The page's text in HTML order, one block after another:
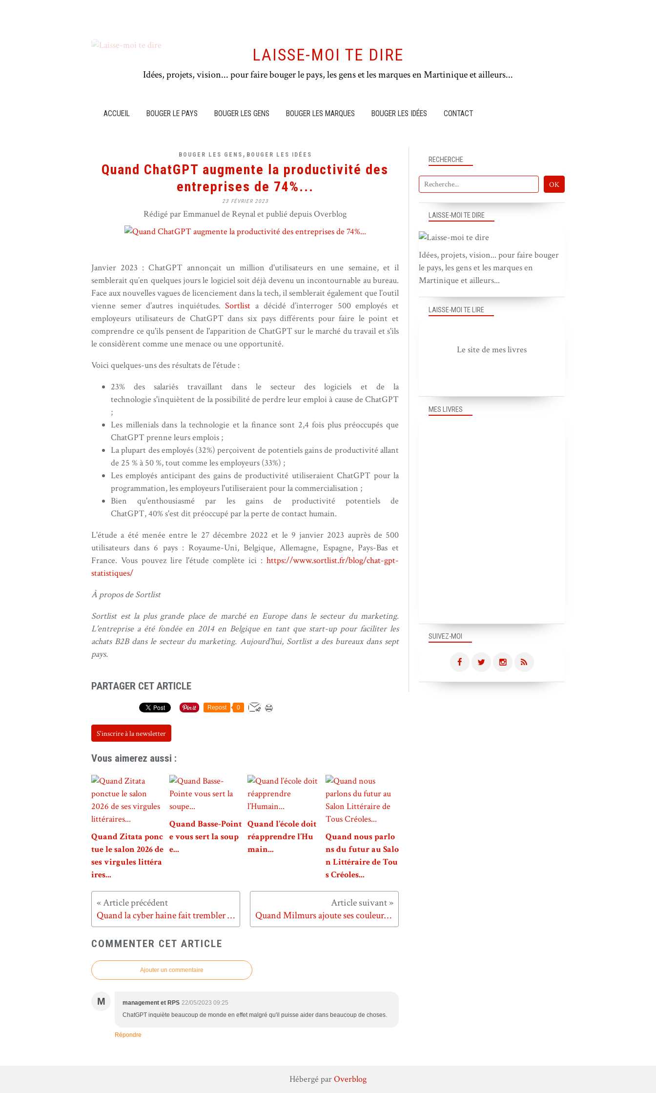
LAISSE-MOI TE DIRE
Idées, projets, vision... pour faire bouger le pays, les gens et les marques en Martinique et ailleurs...
ACCUEIL BOUGER LE PAYS BOUGER LES GENS BOUGER LES MARQUES BOUGER LES IDÉES CONTACT
BOUGER LES GENS , BOUGER LES IDÉES
Quand ChatGPT augmente la productivité des
entreprises de 74%...
23 FÉVRIER 2023
Rédigé par Emmanuel de Reynal et publié depuis Overblog
Janvier 2023 : ChatGPT annonçait un million d'utilisateurs en une semaine, et il
semblerait qu’en quelques jours le logiciel soit déjà devenu un incontournable au bureau.
Face aux nouvelles vagues de licenciement dans la tech, il semblerait également que l’outil
vienne semer d’autres inquiétudes.Sortlist a décidé d’interroger 500 employés et
employeurs utilisateurs de ChatGPT dans six pays différents pour faire le point et
comprendre ce qu'ils pensent de l'apparition de ChatGPT sur le marché du travail et s'ils
le considèrent comme une menace ou une opportunité.
Voici quelques-uns des résultats de l'étude :
23% des salariés travaillant dans le secteur des logiciels et de la
technologie s'inquiètent de la possibilité de perdre leur emploi à cause de ChatGPT
;
Les millenials dans la technologie et la finance sont 2,4 fois plus préoccupés que
ChatGPT prenne leurs emplois ;
La plupart des employés (32%) perçoivent de potentiels gains de productivité allant
de 25 % à 50 %, tout comme les employeurs (33%) ;
Les employés anticipant des gains de productivité utiliseraient ChatGPT pour la
programmation, les employeurs l'utiliseraient pour la commercialisation ;
Bien qu'enthousiasmé par les gains de productivité potentiels de
ChatGPT, 40% s'est dit préoccupé par la perte de contact humain.
L'étude a été menée entre le 27 décembre 2022 et le 9 janvier 2023 auprès de 500
utilisateurs dans 6 pays : Royaume-Uni, Belgique, Allemagne, Espagne, Pays-Bas et
France. Vous pouvez lire l'étude complète ici : https://www.sortlist.fr/blog/chat-gpt-
statistiques/
À propos de Sortlist
Sortlist est la plus grande place de marché en Europe dans le secteur du marketing.
L'entreprise a été fondée en 2014 en Belgique en tant que start-up pour faciliter les
achats B2B dans le secteur du marketing. Aujourd'hui, Sortlist a des bureaux dans sept
pays.
PARTAGER CET ARTICLE
Repost 0
S'inscrire à la newsletter
Vous aimerez aussi :
Quand Zitata ponc
tue le salon 2026 de
ses virgules littéra
ires...
Quand Basse-Point
e vous sert la soup
e...
Quand l’école doit
réapprendre l’Hu
main...
Quand nous parlo
ns du futur au Salo
n Littéraire de Tou
s Créoles...
Quand la cyber haine fait trembler la démocratie martiniquaise... Quand Milmurs ajoute ses couleurs aux Petites Tables...
COMMENTER CET ARTICLE
Ajouter un commentaire
M management et RPS 22/05/2023 09:25
ChatGPT inquiète beaucoup de monde en effet malgré qu'il puisse aider dans beaucoup de choses.
Répondre
SUIVEZ-MOI
RECHERCHE
LAISSE-MOI TE DIRE
Idées, projets, vision... pour faire bouger
le pays, les gens et les marques en
Martinique et ailleurs...
MES LIVRES
LAISSE-MOI TE LIRE
Le site de mes livres
Hébergé parOverblog